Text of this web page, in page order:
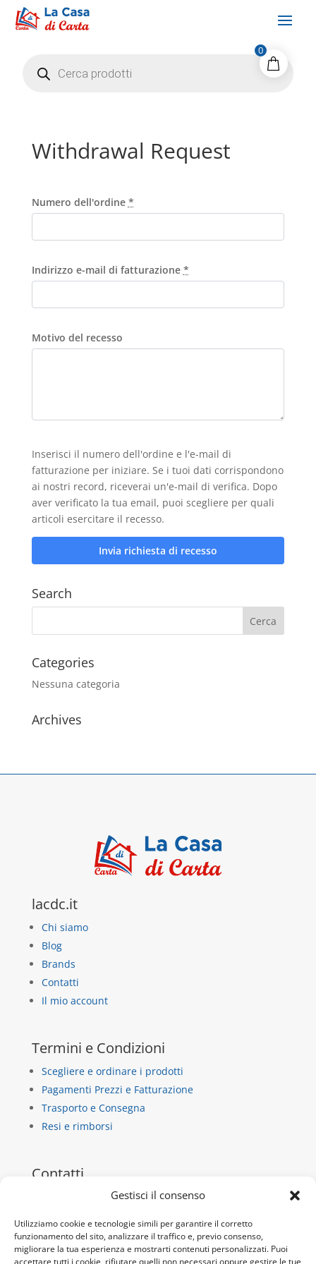
Gestisci il consenso
Utilizziamo cookie e tecnologie simili per garantire il corretto
funzionamento del sito, analizzare il traffico e, previo consenso,
migliorare la tua esperienza e mostrarti contenuti personalizzati. Puoi
accettare tutti i cookie, rifiutare quelli non necessari oppure gestire le tue
search
Withdrawal Request
Numero dell'ordine *
Indirizzo e-mail di fatturazione *
Motivo del recesso
Inserisci il numero dell'ordine e l'e-mail di
fatturazione per iniziare. Se i tuoi dati corrispondono
ai nostri record, riceverai un'e-mail di verifica. Dopo
aver verificato la tua email, puoi scegliere per quali
articoli esercitare il recesso.
Invia richiesta di recesso
Search
Categories
Nessuna categoria
Archives
lacdc.it
Chi siamo
Blog
Brands
Contatti
Il mio account
Termini e Condizioni
Scegliere e ordinare i prodotti
Pagamenti Prezzi e Fatturazione
Trasporto e Consegna
Resi e rimborsi
Contatti
via dietro castello 13/b
10018 Pavone Canavese
P.IVA 10932920019
0